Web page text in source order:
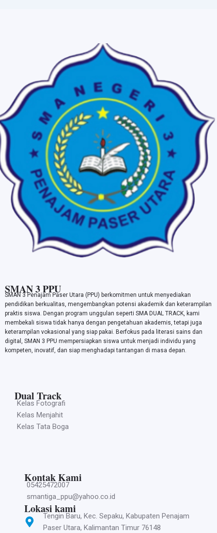
SMAN 3 PPU
SMAN 3 Penajam Paser Utara (PPU) berkomitmen untuk menyediakan
pendidikan berkualitas, mengembangkan potensi akademik dan keterampilan
praktis siswa. Dengan program unggulan seperti SMA DUAL TRACK, kami
membekali siswa tidak hanya dengan pengetahuan akademis, tetapi juga
keterampilan vokasional yang siap pakai. Berfokus pada literasi sains dan
digital, SMAN 3 PPU mempersiapkan siswa untuk menjadi individu yang
kompeten, inovatif, dan siap menghadapi tantangan di masa depan.
Dual Track
Kelas Fotografi
Kelas Menjahit
Kelas Tata Boga
Kontak Kami
05425472007
smantiga_ppu@yahoo.co.id
Lokasi kami
Tengin Baru, Kec. Sepaku, Kabupaten Penajam
Paser Utara, Kalimantan Timur 76148